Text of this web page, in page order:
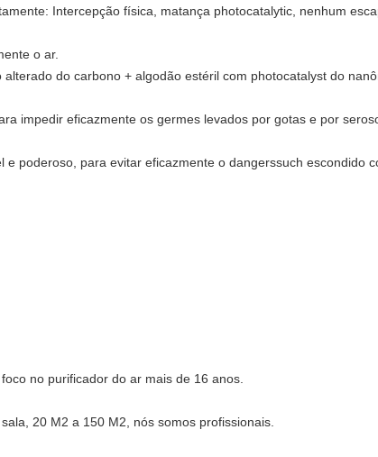
Intercepção física, matança photocatalytic, nenhum
o ar.
do carbono + algodão estéril com photocatalyst do
impedir eficazmente os germes levados por gotas e por
poderoso, para evitar eficazmente o dangerssuch escondido
no purificador do ar mais de 16 anos.
20 M2 a 150 M2, nós somos profissionais.